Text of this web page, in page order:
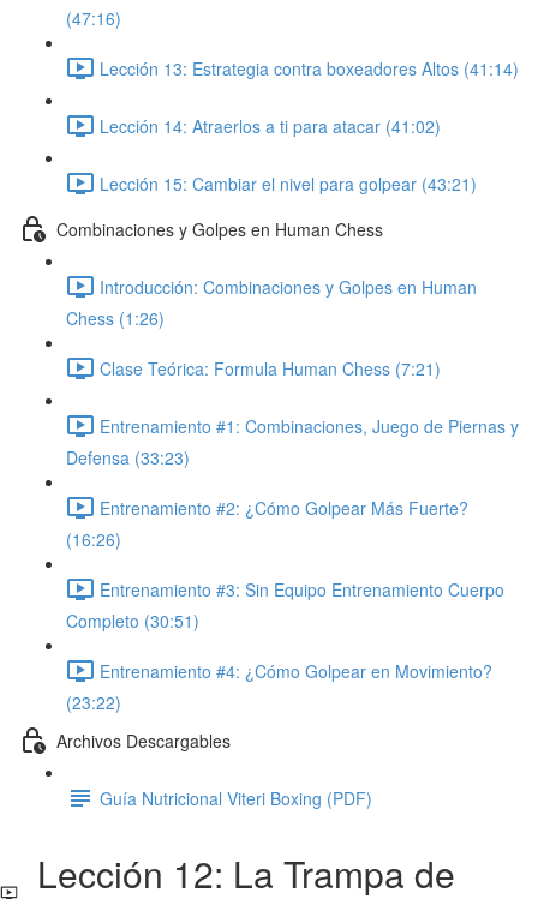
(47:16)
Lección 13: Estrategia contra boxeadores Altos (41:14)
Lección 14: Atraerlos a ti para atacar (41:02)
Lección 15: Cambiar el nivel para golpear (43:21)
Combinaciones y Golpes en Human Chess
Introducción: Combinaciones y Golpes en Human
Chess (1:26)
Clase Teórica: Formula Human Chess (7:21)
Entrenamiento #1: Combinaciones, Juego de Piernas y
Defensa (33:23)
Entrenamiento #2: ¿Cómo Golpear Más Fuerte?
(16:26)
Entrenamiento #3: Sin Equipo Entrenamiento Cuerpo
Completo (30:51)
Entrenamiento #4: ¿Cómo Golpear en Movimiento?
(23:22)
Archivos Descargables
Guía Nutricional Viteri Boxing (PDF)
Lección 12: La Trampa de